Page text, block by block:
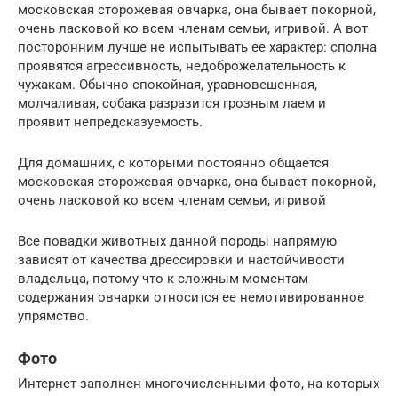
московская сторожевая овчарка, она бывает покорной,
очень ласковой ко всем членам семьи, игривой. А вот
посторонним лучше не испытывать ее характер: сполна
проявятся агрессивность, недоброжелательность к
чужакам. Обычно спокойная, уравновешенная,
молчаливая, собака разразится грозным лаем и
проявит непредсказуемость.
Для домашних, с которыми постоянно общается
московская сторожевая овчарка, она бывает покорной,
очень ласковой ко всем членам семьи, игривой
Все повадки животных данной породы напрямую
зависят от качества дрессировки и настойчивости
владельца, потому что к сложным моментам
содержания овчарки относится ее немотивированное
упрямство.
Фото
Интернет заполнен многочисленными фото, на которых